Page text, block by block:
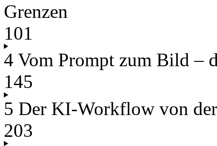
Grenzen
101
4 Vom Prompt zum Bild –
145
5 Der KI-Workflow von
203